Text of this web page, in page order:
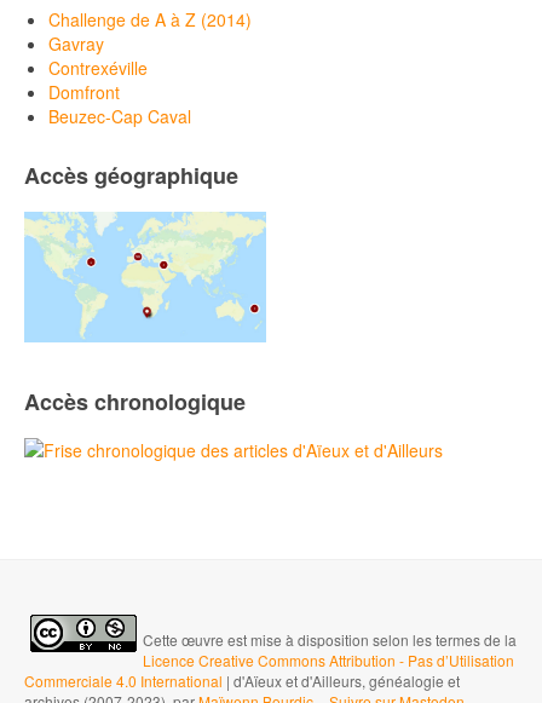
Challenge de A à Z (2014)
Gavray
Contrexéville
Domfront
Beuzec-Cap Caval
Accès géographique
Accès chronologique
Cette œuvre est mise à disposition selon les termes de la
Licence Creative Commons Attribution - Pas d’Utilisation
Commerciale 4.0 International | d'Aïeux et d'Ailleurs, généalogie et